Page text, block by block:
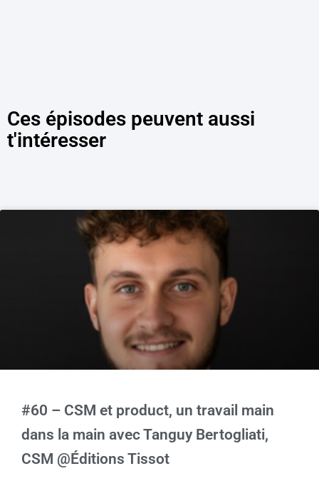
Ces épisodes peuvent aussi
t'intéresser
#60 – CSM et product, un travail main
dans la main avec Tanguy Bertogliati,
CSM @Éditions Tissot